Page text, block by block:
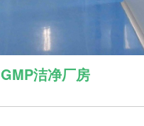
GMP洁净厂房